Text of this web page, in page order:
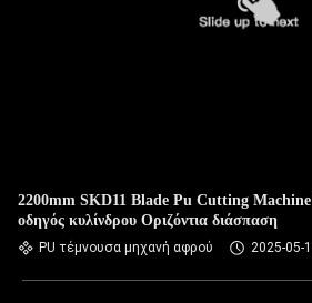
2200mm SKD11 Blade Pu Cutting
οδηγός κυλίνδρου Οριζόντια διάσπαση
PU τέμνουσα μηχανή αφρού 2025-05-